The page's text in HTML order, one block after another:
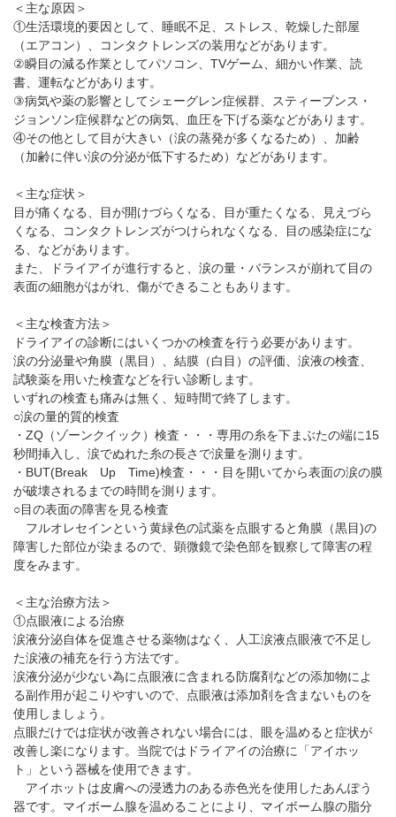
＜主な原因＞
①生活環境的要因として、睡眠不足、ストレス、乾燥した部屋
（エアコン）、コンタクトレンズの装用などがあります。
②瞬目の減る作業としてパソコン、TVゲーム、細かい作業、読
書、運転などがあります。
③病気や薬の影響としてシェーグレン症候群、スティーブンス・
ジョンソン症候群などの病気、血圧を下げる薬などがあります。
④その他として目が大きい（涙の蒸発が多くなるため）、加齢
（加齢に伴い涙の分泌が低下するため）などがあります。
＜主な症状＞
目が痛くなる、目が開けづらくなる、目が重たくなる、見えづら
くなる、コンタクトレンズがつけられなくなる、目の感染症にな
る、などがあります。
また、ドライアイが進行すると、涙の量・バランスが崩れて目の
表面の細胞がはがれ、傷ができることもあります。
＜主な検査方法＞
ドライアイの診断にはいくつかの検査を行う必要があります。
涙の分泌量や角膜（黒目）、結膜（白目）の評価、涙液の検査、
試験薬を用いた検査などを行い診断します。
いずれの検査も痛みは無く、短時間で終了します。
○涙の量的質的検査
・ ZQ（ゾーンクイック）検査・・・専用の糸を下まぶたの端に15
秒間挿入し、涙でぬれた糸の長さで涙量を測ります。
・ BUT(Break Up Time)検査・・・目を開いてから表面の涙の膜
が破壊されるまでの時間を測ります。
○目の表面の障害を見る検査
フルオレセインという黄緑色の試薬を点眼すると角膜（黒目)の
障害した部位が染まるので、顕微鏡で染色部を観察して障害の程
度をみます。
＜主な治療方法＞
①点眼液による治療
涙液分泌自体を促進させる薬物はなく、人工涙液点眼液で不足し
た涙液の補充を行う方法です。
涙液分泌が少ない為に点眼液に含まれる防腐剤などの添加物によ
る副作用が起こりやすいので、点眼液は添加剤を含まないものを
使用しましょう。
点眼だけでは症状が改善されない場合には、眼を温めると症状が
改善し楽になります。当院ではドライアイの治療に「アイホッ
ト」という器械を使用できます。
アイホットは皮膚への浸透力のある赤色光を使用したあんぽう
器です。マイボーム腺を温めることにより、マイボーム腺の脂分